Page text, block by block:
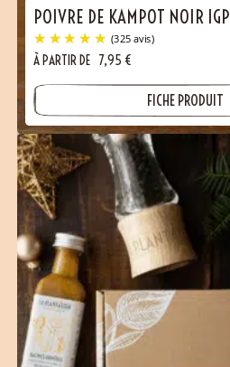
POIVRE DE KAMPOT NOIR IGP
À PARTIR DE 7,95 €
FICHE PRODUIT